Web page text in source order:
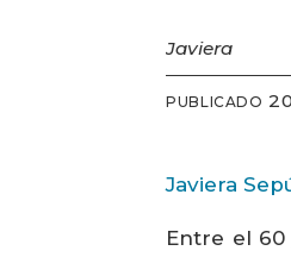
Javiera
PUBLICADO
Javiera
Entre el